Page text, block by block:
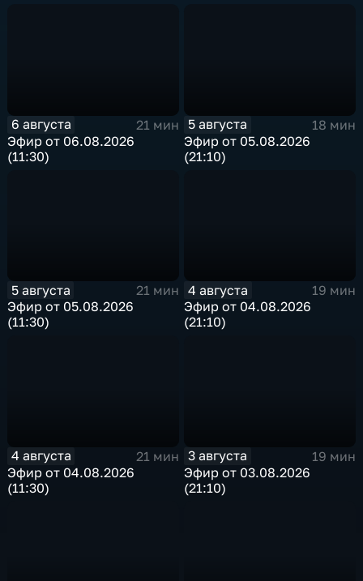
6 августа
21 мин
Эфир от 06.08.2026
(11:30)
5 августа
18 мин
Эфир от 05.08.2026
(21:10)
5 августа
21 мин
Эфир от 05.08.2026
(11:30)
4 августа
19 мин
Эфир от 04.08.2026
(21:10)
4 августа
21 мин
Эфир от 04.08.2026
(11:30)
3 августа
19 мин
Эфир от 03.08.2026
(21:10)